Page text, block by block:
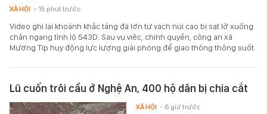
XÃ HỘI - 15 phút trước
Video ghi lại khoảnh khắc tảng đá lớn từ vách núi cao bị sạt lở xuống
chắn ngang tỉnh lộ 543D. Sau vụ việc, chính quyền, công an xã
Mường Típ huy động lực lượng giải phóng để giao thông thông suốt.
Lũ cuốn trôi cầu ở Nghệ An, 400 hộ dân bị chia cắt
XÃ HỘI - 6 giờ trước